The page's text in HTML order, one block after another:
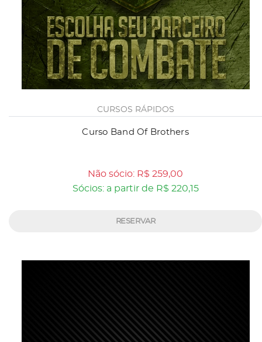
CURSOS RÁPIDOS
Curso Band Of Brothers
Não sócio: R$ 259,00
Sócios: a partir de R$ 220,15
RESERVAR